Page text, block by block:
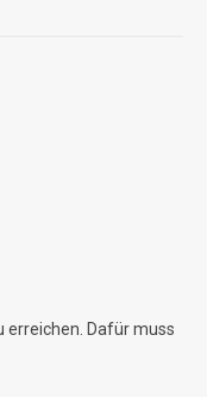
erreichen. Dafür muss